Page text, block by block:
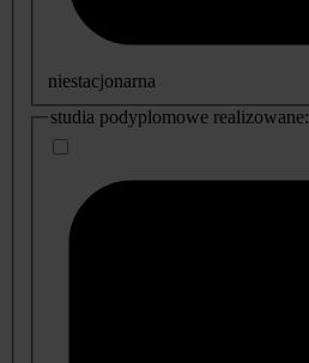
niestacjonarna
studia podyplomowe realizowane: